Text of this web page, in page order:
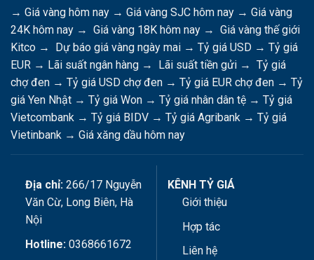
→ Giá vàng hôm nay → Giá vàng SJC hôm nay → Giá vàng
24K hôm nay → Giá vàng 18K hôm nay → Giá vàng thế giới
Kitco → Dự báo giá vàng ngày mai → Tỷ giá USD → Tỷ giá
EUR → Lãi suất ngân hàng → Lãi suất tiền gửi → Tỷ giá
chợ đen → Tỷ giá USD chợ đen → Tỷ giá EUR chợ đen → Tỷ
giá Yen Nhật → Tỷ giá Won → Tỷ giá nhân dân tệ → Tỷ giá
Vietcombank → Tỷ giá BIDV → Tỷ giá Agribank → Tỷ giá
Vietinbank → Giá xăng dầu hôm nay
Địa chỉ:266/17 Nguyễn
Văn Cừ, Long Biên, Hà
Nội
Hotline:0368661672
KÊNH TỶ GIÁ
Giới thiệu
Hợp tác
Liên hệ